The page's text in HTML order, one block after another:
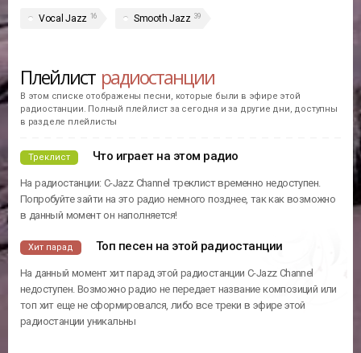
Vocal Jazz 16 Smooth Jazz 39
Плейлист радиостанции
В этом списке отображены песни, которые были в эфире этой
радиостанции. Полный плейлист за сегодня и за другие дни, доступны
в разделе плейлисты
Треклист Что играет на этом радио
На радиостанции: C-Jazz Channel треклист временно недоступен.
Попробуйте зайти на это радио немного позднее, так как возможно
в данный момент он наполняется!
Хит парад Топ песен на этой радиостанции
На данный момент хит парад этой радиостанции C-Jazz Channel
недоступен. Возможно радио не передает название композиций или
топ хит еще не сформировался, либо все треки в эфире этой
радиостанции уникальны